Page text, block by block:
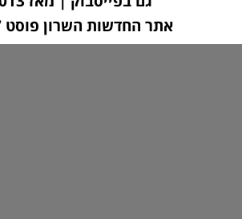
אתר החדשות השרון פוסט 24/7
לחצו כאן ליצירת קשר